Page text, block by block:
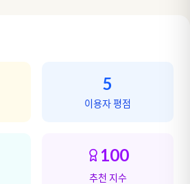
5
이용자 평점
100
추천 지수